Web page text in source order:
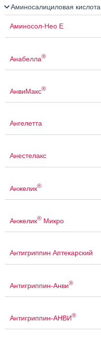
Аминосалициловая кислота
Аминосол-Нео Е
Анабелла®
АнвиМакс®
Ангелетта
Анестелакс
Анжелик®
Анжелик® Микро
Антигриппин Аптекарский
Антигриппин-Анви®
Антигриппин-АНВИ®